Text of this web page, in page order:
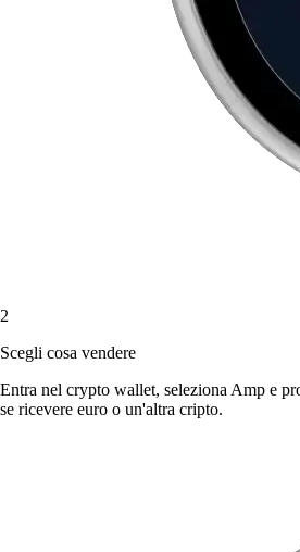
2
Scegli cosa vendere
Entra nel crypto wallet, seleziona Amp e
se ricevere euro o un'altra cripto.